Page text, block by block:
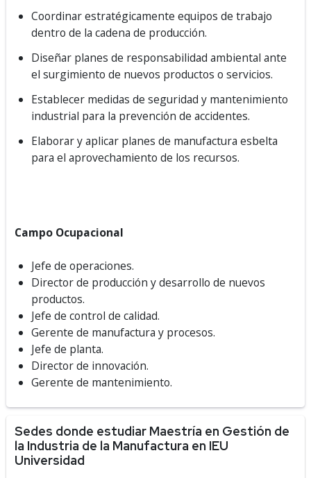
Coordinar estratégicamente equipos de trabajo
dentro de la cadena de producción.
Diseñar planes de responsabilidad ambiental ante
el surgimiento de nuevos productos o servicios.
Establecer medidas de seguridad y mantenimiento
industrial para la prevención de accidentes.
Elaborar y aplicar planes de manufactura esbelta
para el aprovechamiento de los recursos.
Campo Ocupacional
Jefe de operaciones.
Director de producción y desarrollo de nuevos
productos.
Jefe de control de calidad.
Gerente de manufactura y procesos.
Jefe de planta.
Director de innovación.
Gerente de mantenimiento.
Sedes donde estudiar Maestría en Gestión de
la Industria de la Manufactura en IEU
Universidad